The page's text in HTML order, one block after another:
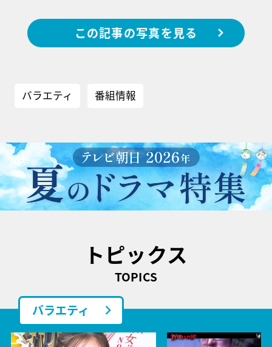
この記事の写真を見る
バラエティ 番組情報
トピックス
TOPICS
バラエティ